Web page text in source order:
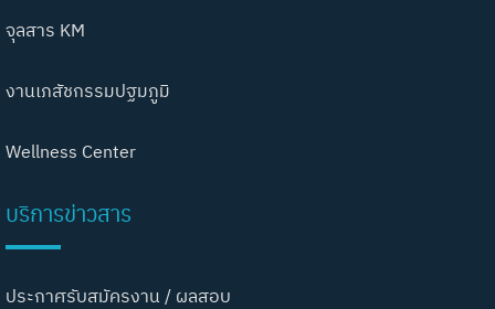
จุลสาร KM
งานเภสัชกรรมปฐมภูมิ
Wellness Center
บริการข่าวสาร
ประกาศรับสมัครงาน / ผลสอบ